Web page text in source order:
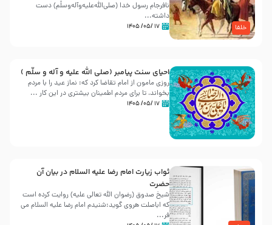
خلفا
نافرجام رسول خدا (صلی‌الله‌علیه‌و‌آله‌وسلّم) دست
داشته‌...
۱۷ /۰۵/ ۱۴۰۵
احیای سنت پیامبر (صلی الله علیه و آله و سلّم )
روزی مامون از امام تقاضا کرد که: نماز عید را با مردم
بخواند، تا برای مردم اطمینان بیشتری در این کار ...
۱۷ /۰۵/ ۱۴۰۵
ثواب زیارت امام رضا علیه السلام در بیان آن
حضرت
شیخ صدوق (رضوان الله تعالی علیه) روایت کرده است
که اباصلت هروی گوید:شنیدم امام رضا علیه السلام می
فر...